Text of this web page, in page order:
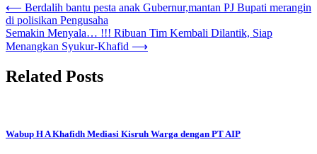
⟵ Berdalih bantu pesta anak Gubernur,mantan PJ Bupati merangin
di polisikan Pengusaha
Semakin Menyala… !!! Ribuan Tim Kembali Dilantik, Siap
Menangkan Syukur-Khafid ⟶
Related Posts
Wabup H A Khafidh Mediasi Kisruh Warga dengan PT AIP